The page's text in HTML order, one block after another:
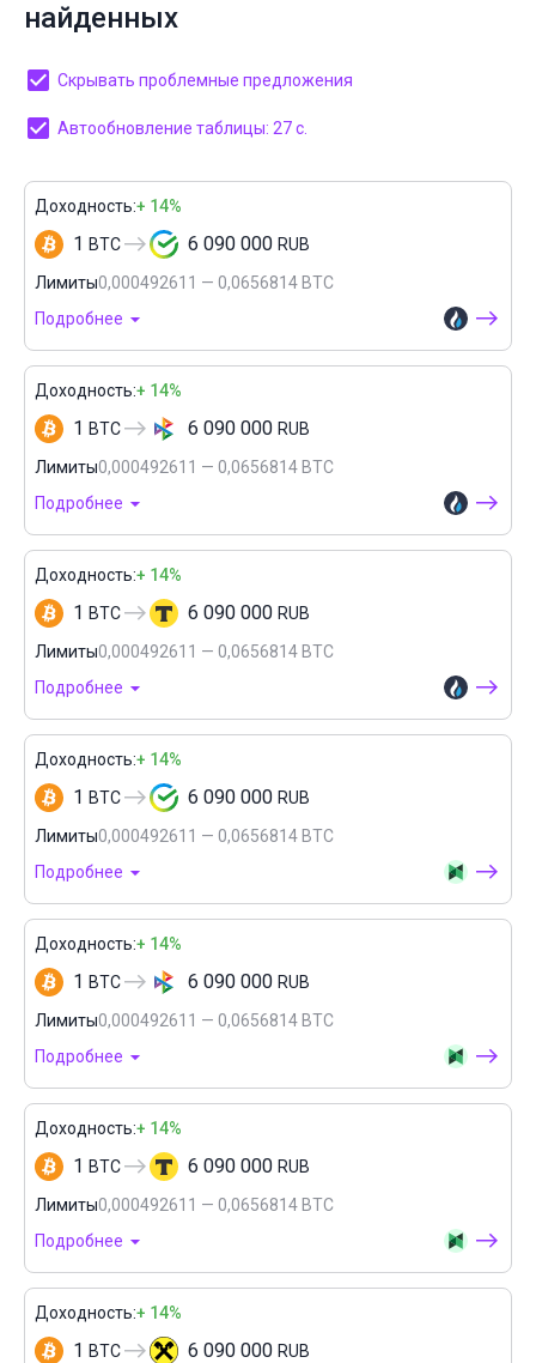
найденных
Скрывать проблемные предложения
Автообновление таблицы: 26 с.
Доходность:+ 14%
1 BTC 6 090 000 RUB
Лимиты0,000492611 — 0,0656814 BTC
Подробнее
Доходность:+ 14%
1 BTC 6 090 000 RUB
Лимиты0,000492611 — 0,0656814 BTC
Подробнее
Доходность:+ 14%
1 BTC 6 090 000 RUB
Лимиты0,000492611 — 0,0656814 BTC
Подробнее
Доходность:+ 14%
1 BTC 6 090 000 RUB
Лимиты0,000492611 — 0,0656814 BTC
Подробнее
Доходность:+ 14%
1 BTC 6 090 000 RUB
Лимиты0,000492611 — 0,0656814 BTC
Подробнее
Доходность:+ 14%
1 BTC 6 090 000 RUB
Лимиты0,000492611 — 0,0656814 BTC
Подробнее
Доходность:+ 14%
1 BTC 6 090 000 RUB